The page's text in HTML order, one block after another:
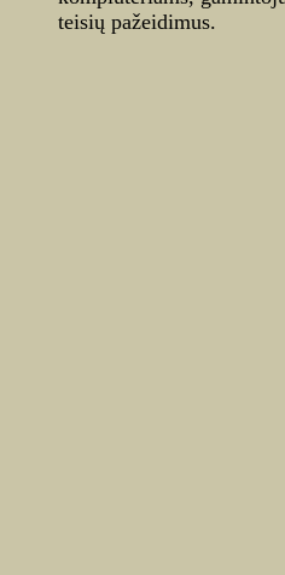
teisių pažeidimus.